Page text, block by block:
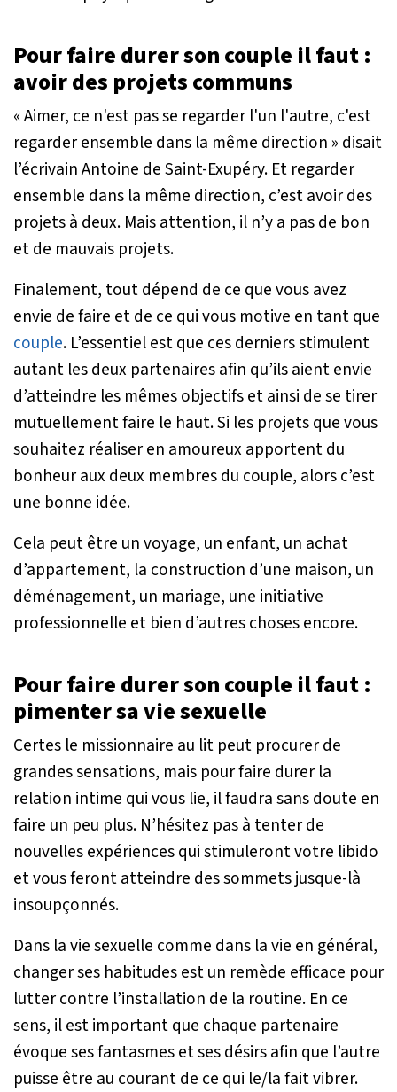
Pour faire durer son couple il faut :
avoir des projets communs
« Aimer, ce n'est pas se regarder l'un l'autre, c'est
regarder ensemble dans la même direction » disait
l’écrivain Antoine de Saint-Exupéry. Et regarder
ensemble dans la même direction, c’est avoir des
projets à deux. Mais attention, il n’y a pas de bon
et de mauvais projets.
Finalement, tout dépend de ce que vous avez
envie de faire et de ce qui vous motive en tant que
couple. L’essentiel est que ces derniers stimulent
autant les deux partenaires afin qu’ils aient envie
d’atteindre les mêmes objectifs et ainsi de se tirer
mutuellement faire le haut. Si les projets que vous
souhaitez réaliser en amoureux apportent du
bonheur aux deux membres du couple, alors c’est
une bonne idée.
Cela peut être un voyage, un enfant, un achat
d’appartement, la construction d’une maison, un
déménagement, un mariage, une initiative
professionnelle et bien d’autres choses encore.
Pour faire durer son couple il faut :
pimenter sa vie sexuelle
Certes le missionnaire au lit peut procurer de
grandes sensations, mais pour faire durer la
relation intime qui vous lie, il faudra sans doute en
faire un peu plus. N’hésitez pas à tenter de
nouvelles expériences qui stimuleront votre libido
et vous feront atteindre des sommets jusque-là
insoupçonnés.
Dans la vie sexuelle comme dans la vie en général,
changer ses habitudes est un remède efficace pour
lutter contre l’installation de la routine. En ce
sens, il est important que chaque partenaire
évoque ses fantasmes et ses désirs afin que l’autre
puisse être au courant de ce qui le/la fait vibrer.